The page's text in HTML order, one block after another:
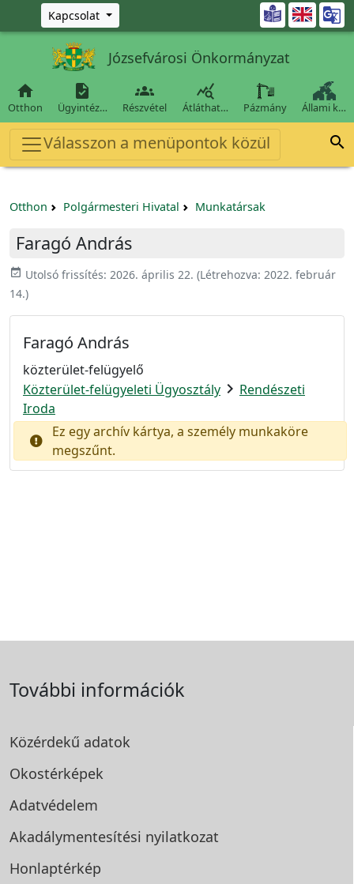
Ugrás a fő tartalomra
Kapcsolat 
Józsefvárosi Önkormányzat

Otthon

Ügyintéz…

Részvétel

Átláthat… Pázmány Állami k…
Válasszon a menüpontok közül 
Otthon Polgármesteri Hivatal Munkatársak
Faragó András
event_available Utolsó frissítés: 2026. április 22. (Létrehozva: 2022. február
14.)
Faragó András
közterület-felügyelő
Közterület-felügyeleti Ügyosztály chevron_right Rendészeti
Iroda
Ez egy archív kártya, a személy munkaköre
megszűnt.
További információk
Közérdekű adatok
Okostérképek
Adatvédelem
Akadálymentesítési nyilatkozat
Honlaptérkép